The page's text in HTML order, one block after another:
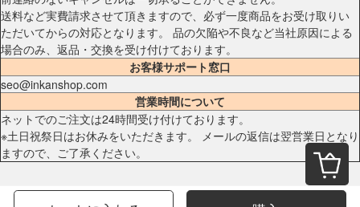
送料など実費請求させて頂きますので、必ず一度商品をお受け取りい
ただいてからの対応となります。 品の欠陥や不良など当社原因による
場合のみ、返品・交換を受け付けております。
お客様サポート窓口
seo@inkanshop.com
営業時間について
ネットでのご注文は24時間受け付けております。
※土日祝祭日はお休みをいただきます。 メールの返信は翌営業日となり
ますので、ご了承ください。